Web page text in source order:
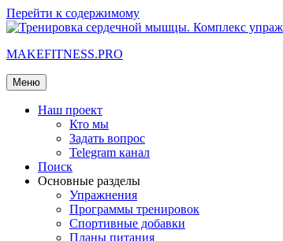
Перейти к содержимому
MAKEFITNESS.PRO
Меню
Наш проект
Кто мы
Задать вопрос
Telegram канал
Поиск
Основные разделы
Упражнения
Программы тренировок
Спортивные добавки
Планы питания